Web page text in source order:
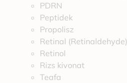
PDRN
Peptidek
Propolisz
Retinal (Retinaldehyde)
Retinol
Rizs kivonat
Teafa